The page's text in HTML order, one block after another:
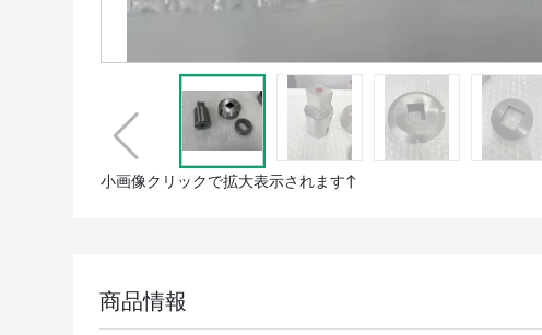
小画像クリックで拡大表示されます↑
商品情報